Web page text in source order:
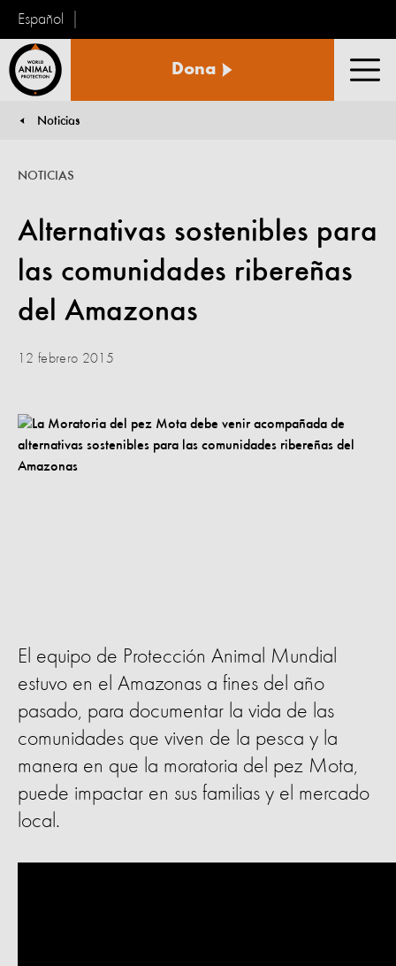
Español
Animal
Dona
Noticias
Alternativas sostenibles para
las comunidades ribereñas
del Amazonas
NOTICIAS
12 febrero 2015
El equipo de Protección Animal Mundial
estuvo en el Amazonas a fines del año
pasado, para documentar la vida de las
comunidades que viven de la pesca y la
manera en que la moratoria del pez Mota,
puede impactar en sus familias y el mercado
local.